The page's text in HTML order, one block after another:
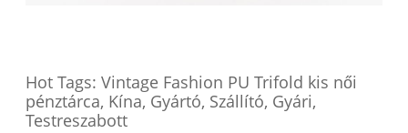
Hot Tags: Vintage Fashion PU Trifold kis női
pénztárca, Kína, Gyártó, Szállító, Gyári,
Testreszabott